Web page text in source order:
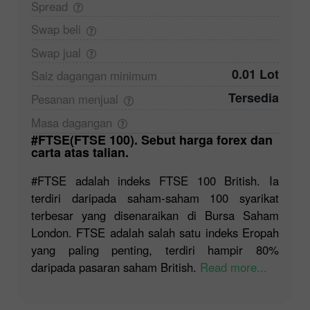
Spread
Swap beli
Swap jual
Saiz dagangan minimum 0.01 Lot
Pesanan menjual Tersedia
Masa dagangan
#FTSE(FTSE 100). Sebut harga forex dan
carta atas talian.
#FTSE adalah indeks FTSE 100 British. Ia
terdiri daripada saham-saham 100 syarikat
terbesar yang disenaraikan di Bursa Saham
London. FTSE adalah salah satu indeks Eropah
yang paling penting, terdiri hampir 80%
daripada pasaran saham British. Read more...